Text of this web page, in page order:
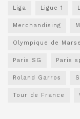
Liga Ligue 1
Merchandising
Olympique de
Paris SG Paris
Roland Garros
Tour de France